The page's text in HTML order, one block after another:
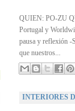
QUIEN: PO-ZU
Portugal y
pausa y reflexión -
que nuestros...
INTERIORES